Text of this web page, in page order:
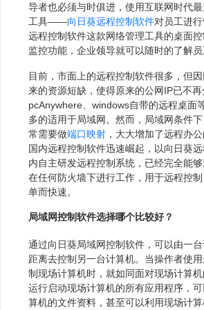
导者也必须与时俱进，使用互联网时代
工具——向日葵远程控制软件对员工进
远程控制软件这款网络管理工具的桌面
监控功能，企业领导就可以随时的了解员
目前，市面上的远程控制软件很多，但
来的资源短缺，使得原来的公网IP已不再
pcAnywhere、windows自带的远程桌面
多的适用于局域网。然而，局域网条件
常需要做端口映射 ，大大增加了远程办
国内远程控制软件迅速崛起，以向日葵
内自主研发远程控制系统，已经完全能
在任何防火墙下进行工作，用于远程控
单而快速。
局域网控制软件选择哪个比较好？
通过向日葵局域网控制软件，可以由一
距离去控制另一台计算机。当操作者使
制现场计算机时，就如同面对现场计算
运行启动现场计算机的所有应用程序，
算机的文件资料，甚至可以利用现场计